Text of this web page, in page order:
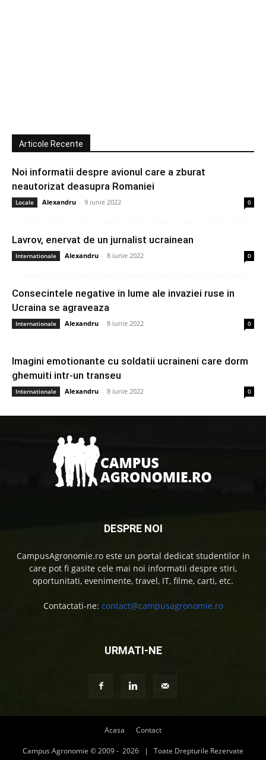
Articole Recente
Noi informatii despre avionul care a zburat
neautorizat deasupra Romaniei
Locale Alexandru - 9 iunie 2022 0
Lavrov, enervat de un jurnalist ucrainean
Internationale Alexandru - 8 iunie 2022 0
Consecintele negative in lume ale invaziei ruse in
Ucraina se agraveaza
Internationale Alexandru - 8 iunie 2022 0
Imagini emotionante cu soldatii ucraineni care dorm
ghemuiti intr-un transeu
Internationale Alexandru - 8 iunie 2022 0
DESPRE NOI
CampusAgronomie.ro este un portal dedicat studentilor in
care pot fi gasite cele mai noi informatii despre stiri,
oportunitati, evenimente, travel, IT, filme, carti, etc.
Contactati-ne: contact@campusagronomie.ro
URMATI-NE
Acasa Contact
Campus Agronomie © 2009 - 2026 | Toate Drepturile Rezervate